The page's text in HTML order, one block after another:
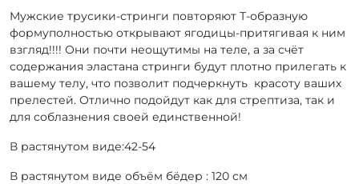
Мужские трусики-стринги повторяют Т-образную
формуполностью открывают ягодицы-притягивая к ним
взгляд!!!! Они почти неощутимы на теле, а за счёт
содержания эластана стринги будут плотно прилегать к
вашему телу, что позволит подчеркнуть красоту ваших
прелестей. Отлично подойдут как для стрептиза, так и
для соблазнения своей единственной!
В растянутом виде:42-54
В растянутом виде объём бёдер : 120 см